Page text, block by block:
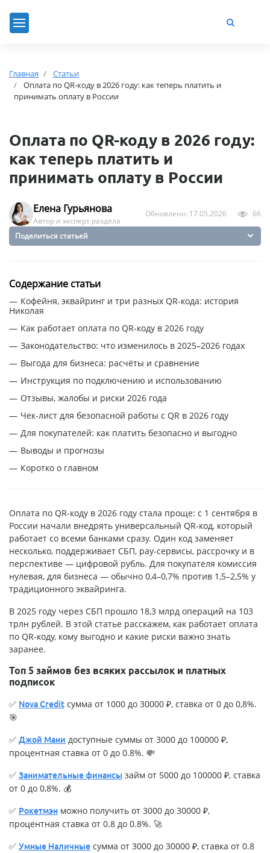
Главная
Статьи
Оплата по QR-коду в 2026 году: как теперь платить и
принимать оплату в России
Оплата по QR-коду в 2026 году:
как теперь платить и
принимать оплату в России
Елена Гурьянова
Автор и эксперт раздела
Обновлено: 17.05.2026 66
Поделиться статьей
Содержание статьи
Кофейня, эквайринг и три разных QR-кода: история
Николая
Как работает оплата по QR-коду в 2026 году
Законодательство: что изменилось в 2025–2026 годах
Выгода для бизнеса: расчёты и сравнение
Инструкция по подключению и использованию
Отзывы, жалобы и риски 2026 года
Чек-лист для безопасной работы с QR в 2026 году
Для покупателей: как платить безопасно и выгодно
Выводы и прогнозы
Коротко о главном
Оплата по QR-коду в 2026 году стала проще: с 1 сентября в
России начали внедрять универсальный QR-код, который
работает со всеми банками сразу. Один код заменяет
несколько, поддерживает СБП, pay-сервисы, рассрочку и в
перспективе — цифровой рубль. Для покупателя комиссия
нулевая, для бизнеса — обычно 0,4–0,7% против 1,5–2,5% у
традиционного эквайринга.
В 2025 году через СБП прошло 18,3 млрд операций на 103
трлн рублей. В этой статье расскажем, как работает оплата
по QR-коду, кому выгодно и какие риски важно знать
заранее.
Топ 5 займов без всяких рассылок и платных
подписок
✅ Nova Credit сумма от 1000 до 30000 ₽, ставка от 0 до 0,8%.
🎯
✅ Джой Мани доступные суммы от 3000 до 100000 ₽,
процентная ставка от 0 до 0.8%. 💸
✅ Занимательные финансы займ от 5000 до 100000 ₽, ставка
от 0 до 0,8%. 💰
✅ Рокетмэн можно получить от 3000 до 30000 ₽,
процентная ставка от 0.8 до 0.8%. 🚀
✅ Умные Наличные сумма от 3000 до 30000 ₽, ставка от 0.8